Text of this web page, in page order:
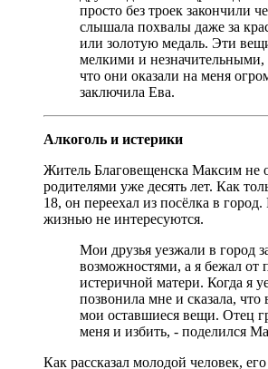
просто без троек закончили
слышала похвалы даже за
или золотую медаль. Эти
мелкими и
что они оказали на меня
заключила Ева.
Алкоголь и истерики
Житель Благовещенска Максим не
родителями уже десять лет. Как
18, он переехал из посёлка в
жизнью не интересуются.
Мои друзья уезжали в город
возможностями, а я бежал от
истеричной матери. Когда я
позвонила мне и сказала, что
мои оставшиеся вещи. Отец
меня и избить, - поделился
Как рассказал молодой человек,